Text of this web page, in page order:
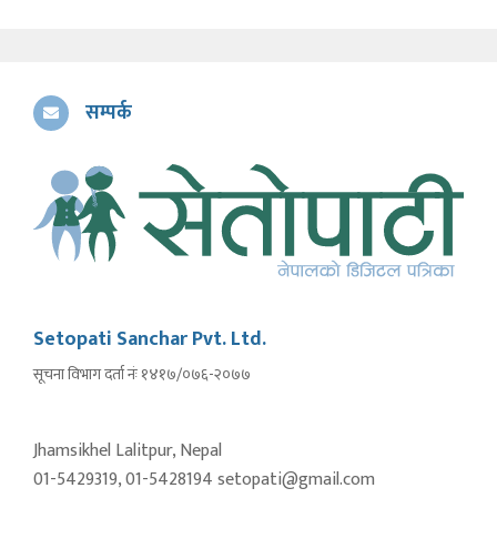
सम्पर्क
Setopati Sanchar Pvt. Ltd.
सूचना विभाग दर्ता नंः १४१७/०७६-२०७७
Jhamsikhel Lalitpur, Nepal
01-5429319, 01-5428194 setopati@gmail.com